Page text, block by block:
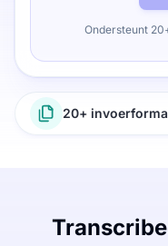
Ondersteunt
20+